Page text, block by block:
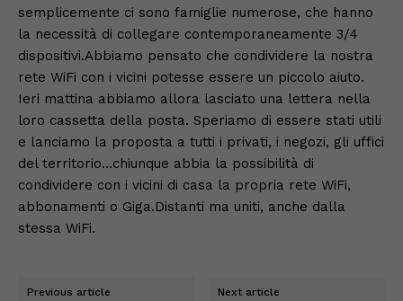
semplicemente ci sono famiglie numerose, che hanno
la necessità di collegare contemporaneamente 3/4
dispositivi.Abbiamo pensato che condividere la nostra
rete WiFi con i vicini potesse essere un piccolo aiuto.
Ieri mattina abbiamo allora lasciato una lettera nella
loro cassetta della posta. Speriamo di essere stati utili
e lanciamo la proposta a tutti i privati, i negozi, gli uffici
del territorio…chiunque abbia la possibilità di
condividere con i vicini di casa la propria rete WiFi,
abbonamenti o Giga.Distanti ma uniti, anche dalla
stessa WiFi.
Previous article Next article